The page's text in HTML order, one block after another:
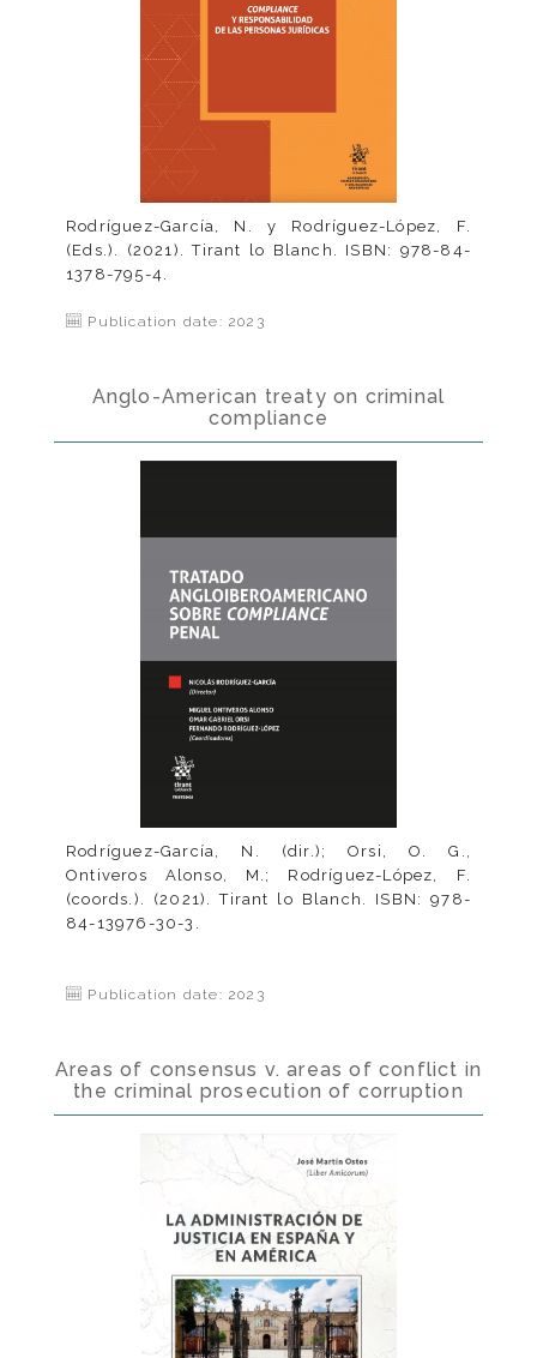
Rodríguez-García, N. y Rodríguez-López, F.
(Eds.). (2021). Tirant lo Blanch. ISBN: 978-84-
1378-795-4.
Publication date: 2023
Anglo-American treaty on criminal
compliance
Rodríguez-García, N. (dir.); Orsi, O. G.,
Ontiveros Alonso, M.; Rodríguez-López, F.
(coords.). (2021). Tirant lo Blanch. ISBN: 978-
84-13976-30-3.
Publication date: 2023
Areas of consensus v. areas of conflict in
the criminal prosecution of corruption